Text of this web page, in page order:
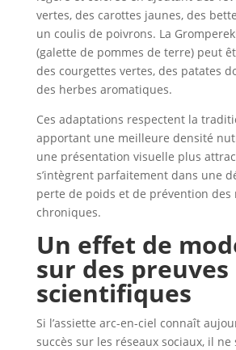
vertes, des carottes jaunes, des
un coulis de poivrons. La
(galette de pommes de terre) peut
des courgettes vertes, des patates
des herbes aromatiques.
Ces adaptations respectent la
apportant une meilleure densité
une présentation visuelle plus
s’intègrent parfaitement dans une
perte de poids et de prévention des
chroniques.
Un effet de
sur des preuves
scientifiques
Si l’assiette arc-en-ciel connaît
succès sur les réseaux sociaux, il ne